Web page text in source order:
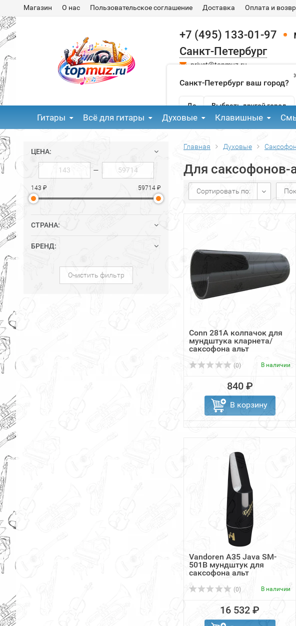
Магазин О нас Пользовательское соглашение Доставка Оплата и
+7 (495) 133-01-97
Санкт-Петербург
Санкт-Петербург ваш город?
Да Выбрать другой город
privet@topmuz.ru
Гитары Всё для гитары Духовые Клавишные
ЦЕНА:
—
143 ₽ 59714 ₽
СТРАНА:
БРЕНД:
Очистить фильтр
Главная Духовые
Для саксофонов-
Сортировать по:
Conn 281A колпачок для
мундштука кларнета/
саксофона альт
(0) В наличии
840 ₽
В корзину
Vandoren A35 Java SM-
501B мундштук для
саксофона альт
(0) В наличии
16 532 ₽